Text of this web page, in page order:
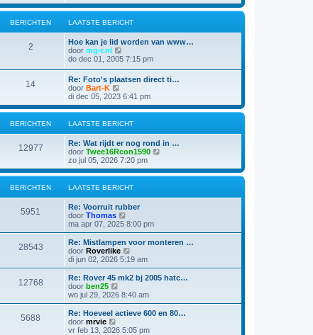
BERICHTEN LAATSTE BERICHT
2
Hoe kan je lid worden van www…
door mg-r.nl
e
j
k
l
a
t
s
t
e
b
e
r
i
h
t
do dec 01, 2005 7:15 pm
14
Re: Foto's plaatsen direct ti…
door Bart-K
e
k
i
j
a
a
t
s
e
b
e
r
i
c
h
t
di dec 05, 2023 6:41 pm
BERICHTEN LAATSTE BERICHT
12977
Re: Wat rijdt er nog rond in …
door Twee16Rcon1590
k
i
s
t
e
r
h
t
zo jul 05, 2026 7:20 pm
BERICHTEN LAATSTE BERICHT
5951
Re: Voorruit rubber
door Thomas
e
k
j
k
a
a
s
e
ma apr 07, 2025 8:00 pm
28543
Re: Mistlampen voor monteren …
door Roverlike
e
k
i
k
a
t
di jun 02, 2026 5:19 am
12768
Re: Rover 45 mk2 bj 2005 hatc…
door ben25
e
k
i
k
wo jul 29, 2026 8:40 am
5688
Re: Hoeveel actieve 600 en 80…
door mrvie
e
vr feb 13, 2026 5:05 pm